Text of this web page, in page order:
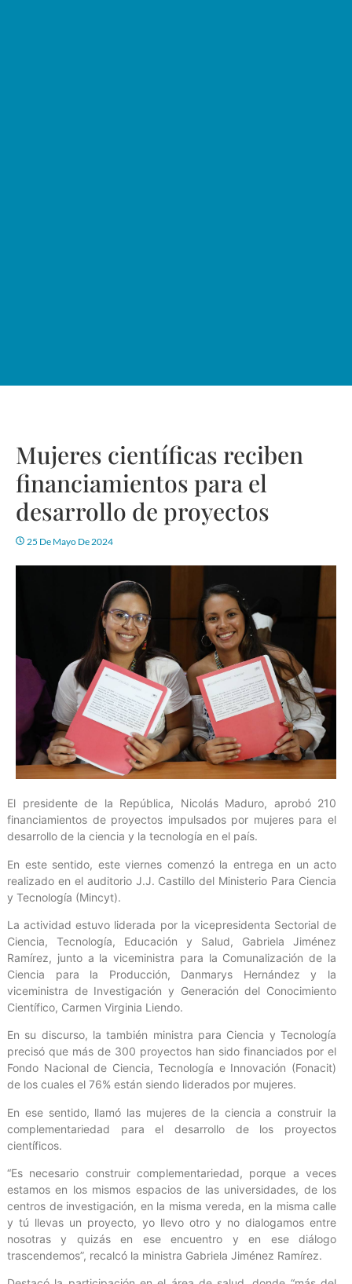
Mujeres científicas reciben
financiamientos para el
desarrollo de proyectos
25 De Mayo De 2024
El presidente de la República, Nicolás Maduro, aprobó 210
financiamientos de proyectos impulsados por mujeres para el
desarrollo de la ciencia y la tecnología en el país.
En este sentido, este viernes comenzó la entrega en un acto
realizado en el auditorio J.J. Castillo del Ministerio Para Ciencia
y Tecnología (Mincyt).
La actividad estuvo liderada por la vicepresidenta Sectorial de
Ciencia, Tecnología, Educación y Salud, Gabriela Jiménez
Ramírez, junto a la viceministra para la Comunalización de la
Ciencia para la Producción, Danmarys Hernández y la
viceministra de Investigación y Generación del Conocimiento
Científico, Carmen Virginia Liendo.
En su discurso, la también ministra para Ciencia y Tecnología
precisó que más de 300 proyectos han sido financiados por el
Fondo Nacional de Ciencia, Tecnología e Innovación (Fonacit)
de los cuales el 76% están siendo liderados por mujeres.
En ese sentido, llamó las mujeres de la ciencia a construir la
complementariedad para el desarrollo de los proyectos
científicos.
“Es necesario construir complementariedad, porque a veces
estamos en los mismos espacios de las universidades, de los
centros de investigación, en la misma vereda, en la misma calle
y tú llevas un proyecto, yo llevo otro y no dialogamos entre
nosotras y quizás en ese encuentro y en ese diálogo
trascendemos”, recalcó la ministra Gabriela Jiménez Ramírez.